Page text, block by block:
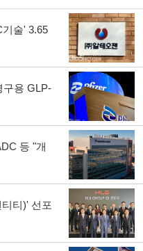
술' 3.65
구용 GLP-
등 "개
티)' 선포